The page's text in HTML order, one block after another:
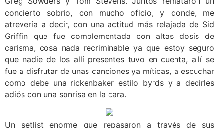
concierto sobrio, con mucho oficio, y donde, me
atrevería a decir, con una actitud más relajada de Sid
Griffin que fue complementada con altas dosis de
carisma, cosa nada recriminable ya que estoy seguro
que nadie de los allí presentes tuvo en cuenta, allí se
fue a disfrutar de unas canciones ya míticas, a escuchar
como debe una rickenbaker estilo byrds y a decirles
adiós con una sonrisa en la cara.
Un setlist enorme que repasaron a través de sus